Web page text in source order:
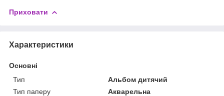
Приховати
Характеристики
Основні
Тип
Альбом дитячий
Тип паперу
Акварельна